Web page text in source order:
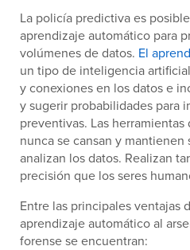
La policía predictiva es
aprendizaje automático para
volúmenes de datos. El
un tipo de inteligencia
y conexiones en los datos e
y sugerir probabilidades para
preventivas. Las
nunca se cansan y
analizan los datos. Realizan
precisión que los seres
Entre las principales ventajas
aprendizaje automático al
forense se encuentran: